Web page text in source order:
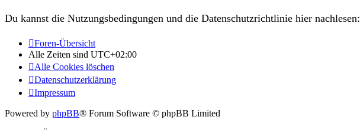
Du kannst die Nutzungsbedingungen und die Datenschutzrichtlinie hier nachlesen:
Foren-Übersicht
Alle Zeiten sind UTC+02:00
Alle Cookies löschen
Datenschutzerklärung
Impressum
Powered by phpBB® Forum Software © phpBB Limited